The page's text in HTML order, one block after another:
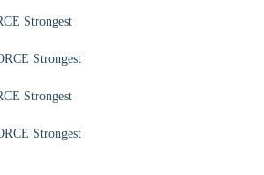
Strongest
Strongest
Strongest
Strongest